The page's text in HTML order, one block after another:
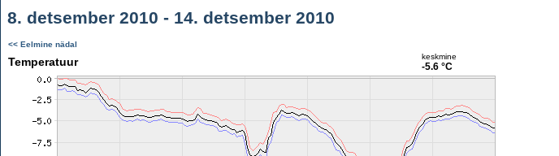
8. detsember 2010 - 14. detsember 2010
<< Eelmine nädal
Temperatuur keskmine
-5.6 °C